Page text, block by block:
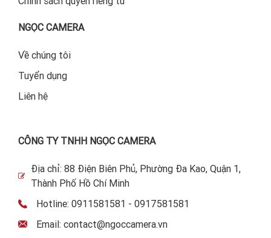
NGỌC CAMERA
Về chúng tôi
Tuyển dụng
Liên hệ
CÔNG TY TNHH NGỌC CAMERA
Địa chỉ: 88 Điện Biên Phủ, Phường Đa Kao, Quận 1,
Thành Phố Hồ Chí Minh
Hotline: 0911581581 - 0917581581
Email: contact@ngoccamera.vn